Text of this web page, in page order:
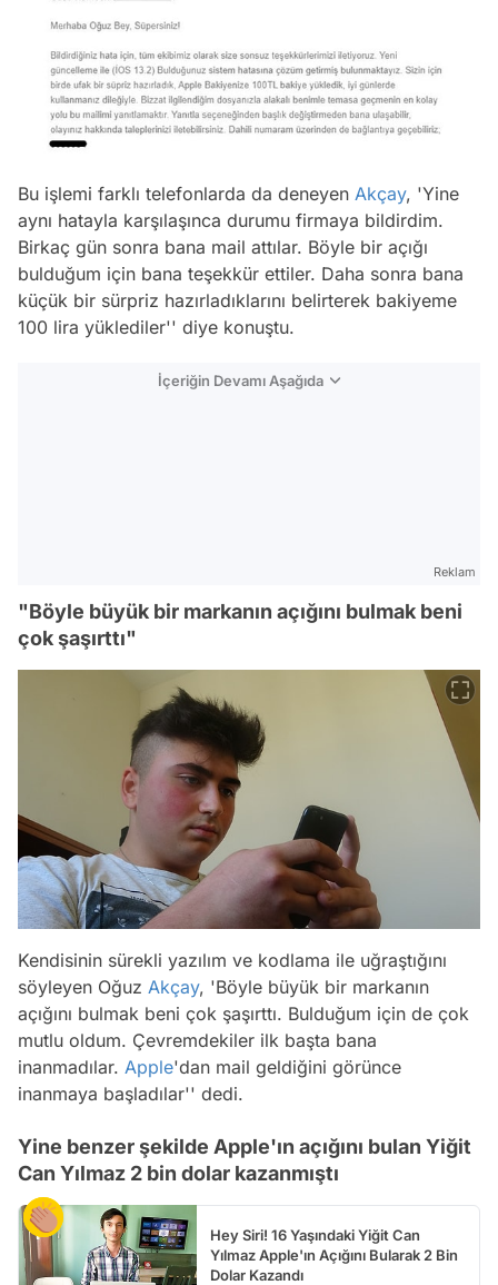
Bu işlemi farklı telefonlarda da deneyen Akçay, 'Yine
aynı hatayla karşılaşınca durumu firmaya bildirdim.
Birkaç gün sonra bana mail attılar. Böyle bir açığı
bulduğum için bana teşekkür ettiler. Daha sonra bana
küçük bir sürpriz hazırladıklarını belirterek bakiyeme
100 lira yüklediler'' diye konuştu.
İçeriğin Devamı Aşağıda
Reklam
"Böyle büyük bir markanın açığını bulmak beni
çok şaşırttı"
Kendisinin sürekli yazılım ve kodlama ile uğraştığını
söyleyen Oğuz Akçay, 'Böyle büyük bir markanın
açığını bulmak beni çok şaşırttı. Bulduğum için de çok
mutlu oldum. Çevremdekiler ilk başta bana
inanmadılar. Apple'dan mail geldiğini görünce
inanmaya başladılar'' dedi.
Yine benzer şekilde Apple'ın açığını bulan Yiğit
Can Yılmaz 2 bin dolar kazanmıştı
Hey Siri! 16 Yaşındaki Yiğit Can
Yılmaz Apple'ın Açığını Bularak 2 Bin
Dolar Kazandı